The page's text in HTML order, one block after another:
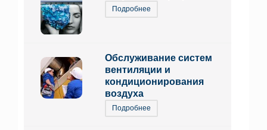
Подробнее
Обслуживание систем
вентиляции и
кондиционирования
воздуха
Подробнее